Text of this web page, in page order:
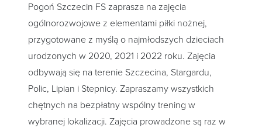
Pogoń Szczecin FS zaprasza na zajęcia
ogólnorozwojowe z elementami piłki nożnej,
przygotowane z myślą o najmłodszych dzieciach
urodzonych w 2020, 2021 i 2022 roku. Zajęcia
odbywają się na terenie Szczecina, Stargardu,
Polic, Lipian i Stepnicy. Zapraszamy wszystkich
chętnych na bezpłatny wspólny trening w
wybranej lokalizacji. Zajęcia prowadzone są raz w